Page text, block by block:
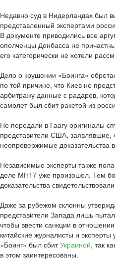
Недавно суд в Нидерландах был
представленный экспертами
В документе приводились все
ополченцы Донбасса не
его категорически не хотели
Дело о крушении «Боинга»
по той причине, что Киев не
арбитражу данные с радаров,
самолет был сбит ракетой из
Не передали в Гаагу оригиналы
представители США, заявлявшие,
неопровержимые доказательства
Независимые эксперты также
деле МН17 уже произошел. Тем
доказательства
Даже за рубежом склонны
представители Запада лишь
чтобы ввести санкции в
китайские журналисты и
«Боинг» был сбитУкраиной, так
в этом заинтересованы.